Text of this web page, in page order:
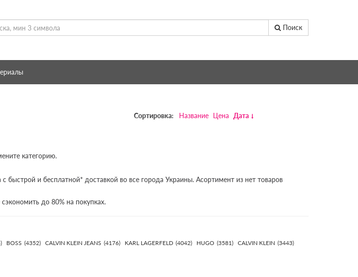
Поиск
Сортировка: Название Цена Дата
категорию.
быстрой и бесплатной* доставкой во все города Украины. Асортимент из нет товаров
до 80% на покупках.
BOSS (4352) CALVIN KLEIN JEANS (4176) KARL LAGERFELD (4042) HUGO (3581) CALVIN KLEIN (3443)